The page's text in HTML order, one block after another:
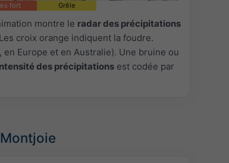
fort Grêle
montre le radar des précipitations
croix orange indiquent la foudre.
Europe et en Australie). Une bruine ou
des précipitations est codée par